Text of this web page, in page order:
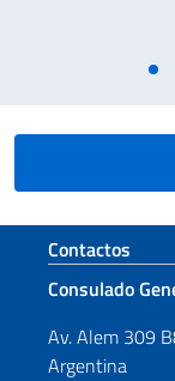
Contactos
Consulado
Av. Alem 309
Argentina